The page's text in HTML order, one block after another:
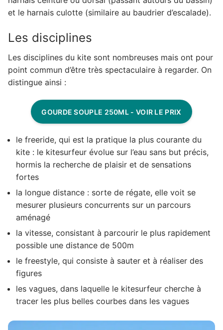
et le harnais culotte (similaire au baudrier d’escalade).
Les disciplines
Les disciplines du kite sont nombreuses mais ont pour
point commun d’être très spectaculaire à regarder. On
distingue ainsi :
GOURDE SOUPLE 250ML - VOIR LE PRIX
le freeride, qui est la pratique la plus courante du
kite : le kitesurfeur évolue sur l’eau sans but précis,
hormis la recherche de plaisir et de sensations
fortes
la longue distance : sorte de régate, elle voit se
mesurer plusieurs concurrents sur un parcours
aménagé
la vitesse, consistant à parcourir le plus rapidement
possible une distance de 500m
le freestyle, qui consiste à sauter et à réaliser des
figures
les vagues, dans laquelle le kitesurfeur cherche à
tracer les plus belles courbes dans les vagues